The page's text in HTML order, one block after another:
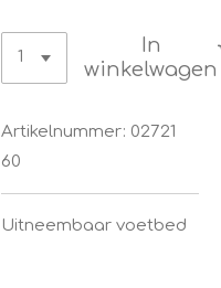
In
winkelwagen
Artikelnummer: 02721
60
Uitneembaar voetbed